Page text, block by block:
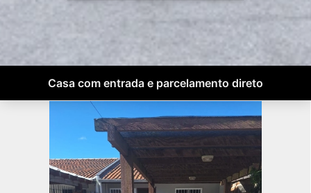
Casa com entrada e parcelamento direto